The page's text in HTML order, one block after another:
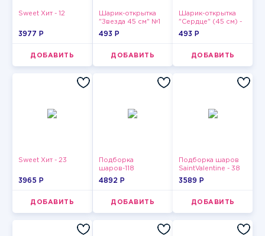
Sweet Хит - 12
3977 P
ДОБАВИТЬ
Шарик-открытка
"Звезда 45 см" №1
493 P
ДОБАВИТЬ
Шарик-открытка
"Сердце" (45 см) -
2
493 P
ДОБАВИТЬ
Sweet Хит - 23
3965 P
ДОБАВИТЬ
Подборка
шаров-118
4892 P
ДОБАВИТЬ
Подборка шаров
SaintValentine - 38
3589 P
ДОБАВИТЬ